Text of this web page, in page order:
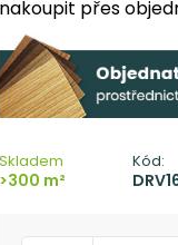
nakoupit přes
Skladem
>300 m²
Kód: